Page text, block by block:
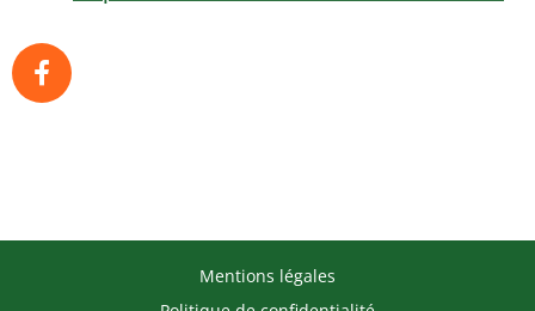
Mentions légales